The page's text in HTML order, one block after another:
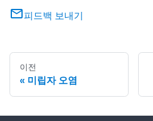
피드백 보내기
이전
미립자 오염